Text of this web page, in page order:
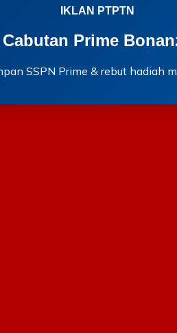
IKLAN PTPTN
Cabutan Prime
SSPN Prime & rebut hadiah